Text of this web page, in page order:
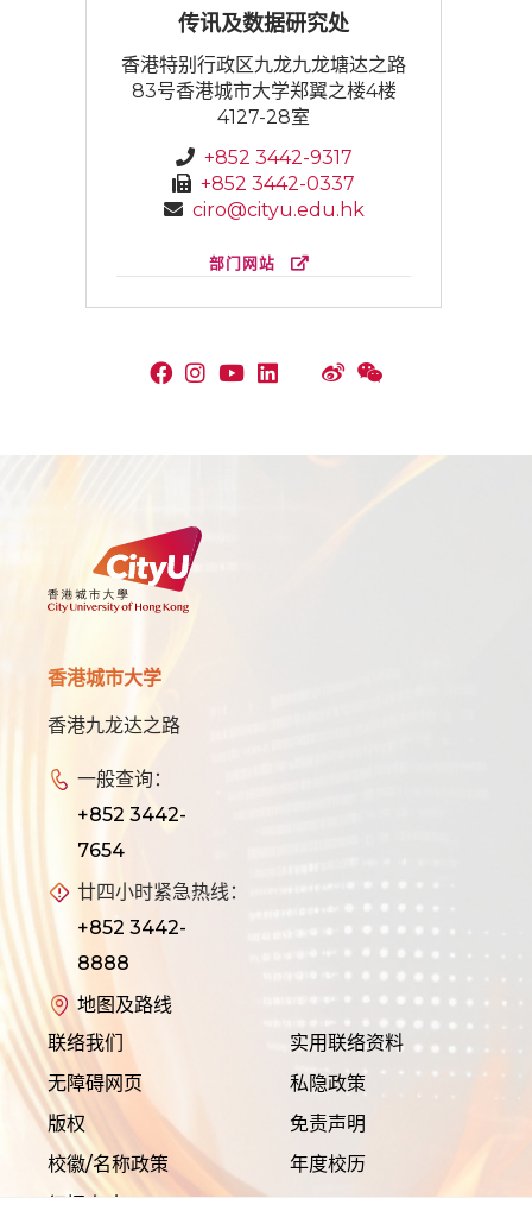
传讯及数据研究处
香港特别行政区九龙九龙塘达之路
83号香港城市大学郑翼之楼4楼
4127-28室
+852 3442-9317
+852 3442-0337
ciro@cityu.edu.hk
部门网站
香港城市大学
香港九龙达之路
一般查询：
+852 3442-
7654
廿四小时紧急热线：
+852 3442-
8888
地图及路线
联络我们
无障碍网页
版权
校徽/名称政策
实用联络资料
私隐政策
免责声明
年度校历